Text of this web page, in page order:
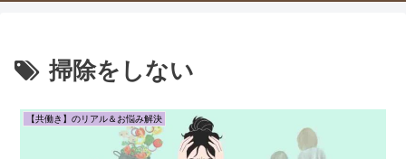
掃除をしない
【共働き】のリアル＆お悩み解決